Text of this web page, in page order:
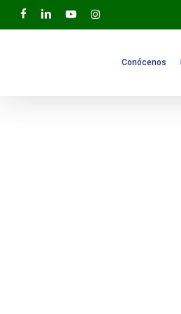
Skipfacebooklinkedinyoutubeinstagram
Conócenos